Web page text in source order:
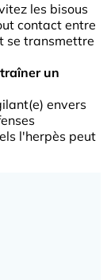
les bisous
contact entre
se transmettre
un
envers
l'herpès peut